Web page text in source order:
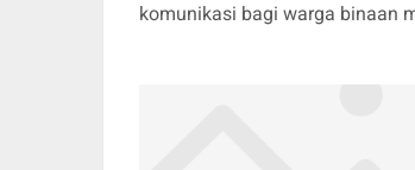
komunikasi bagi warga binaan